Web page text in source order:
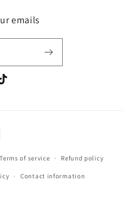
emails
Terms of service Refund policy
Contact information